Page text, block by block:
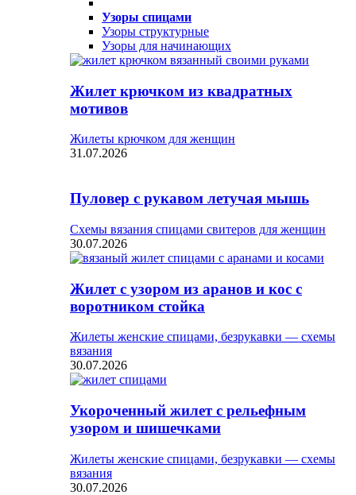
Узоры спицами
Узоры структурные
Узоры для начинающих
Жилет крючком из квадратных
мотивов
Жилеты крючком для женщин
31.07.2026
Пуловер с рукавом летучая мышь
Схемы вязания спицами свитеров для женщин
30.07.2026
Жилет с узором из аранов и кос с
воротником стойка
Жилеты женские спицами, безрукавки — схемы
вязания
30.07.2026
Укороченный жилет с рельефным
узором и шишечками
Жилеты женские спицами, безрукавки — схемы
вязания
30.07.2026